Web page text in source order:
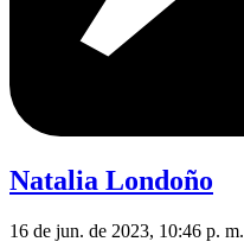
Natalia Londoño
16 de jun. de 2023, 10:46 p. m.